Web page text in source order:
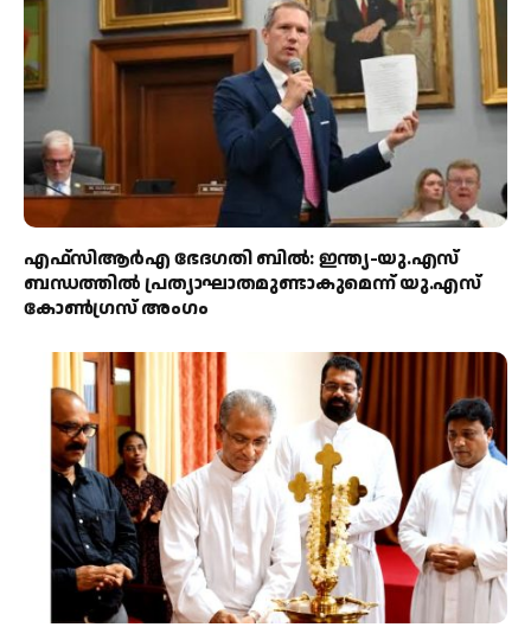
എഫ്‌സിആർഎ ഭേദഗതി ബിൽ: ഇന്ത്യ-യു.എസ്
ബന്ധത്തിൽ പ്രത്യാഘാതമുണ്ടാകുമെന്ന് യു.എസ്
കോൺഗ്രസ് അംഗം